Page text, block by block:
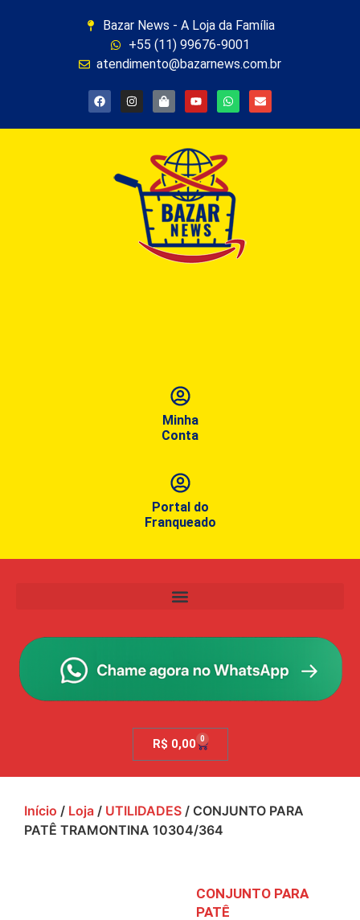
Bazar News - A Loja da Família
+55 (11) 99676-9001
atendimento@bazarnews.com.br
Minha
Conta
Portal do
Franqueado
R$ 0,00 0
Início / Loja / UTILIDADES / CONJUNTO PARA
PATÊ TRAMONTINA 10304/364
CONJUNTO PARA
PATÊ